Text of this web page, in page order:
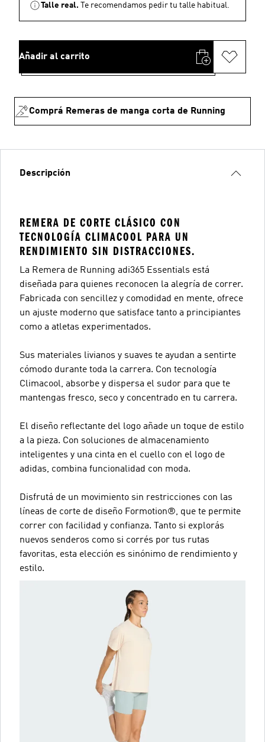
Talle real. Te recomendamos pedir tu talle habitual.
Añadir al carrito
Comprá Remeras de manga corta de Running
Descripción
REMERA DE CORTE CLÁSICO CON
TECNOLOGÍA CLIMACOOL PARA UN
RENDIMIENTO SIN DISTRACCIONES.
La Remera de Running adi365 Essentials está
diseñada para quienes reconocen la alegría de correr.
Fabricada con sencillez y comodidad en mente, ofrece
un ajuste moderno que satisface tanto a principiantes
como a atletas experimentados.
Sus materiales livianos y suaves te ayudan a sentirte
cómodo durante toda la carrera. Con tecnología
Climacool, absorbe y dispersa el sudor para que te
mantengas fresco, seco y concentrado en tu carrera.
El diseño reflectante del logo añade un toque de estilo
a la pieza. Con soluciones de almacenamiento
inteligentes y una cinta en el cuello con el logo de
adidas, combina funcionalidad con moda.
Disfrutá de un movimiento sin restricciones con las
líneas de corte de diseño Formotion®, que te permite
correr con facilidad y confianza. Tanto si explorás
nuevos senderos como si corrés por tus rutas
favoritas, esta elección es sinónimo de rendimiento y
estilo.